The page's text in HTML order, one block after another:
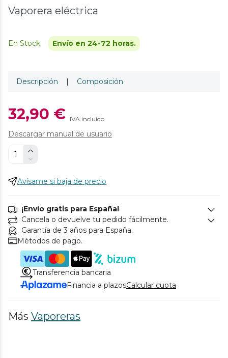
Vaporera eléctrica
En Stock Envío en 24-72 horas.
Descripción | Composición
32,90 € IVA incluido
Descargar manual de usuario
Avísame si baja de precio
¡Envío gratis para España!
Cancela o devuelve tu pedido fácilmente.
Garantía de 3 años para España.
Métodos de pago.
Transferencia bancaria
Financia a plazosCalcular cuota
Más Vaporeras